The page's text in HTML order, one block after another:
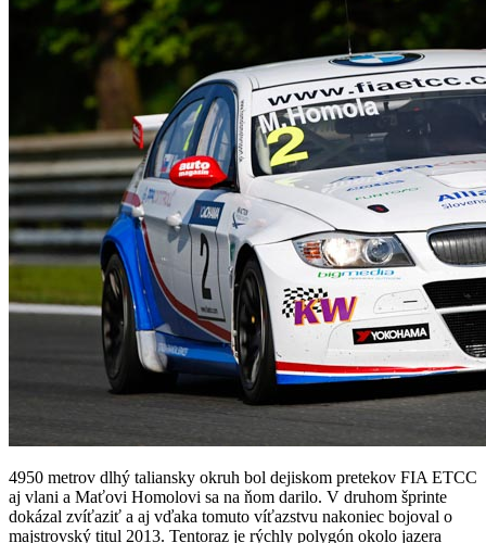
4950 metrov dlhý taliansky okruh bol dejiskom pretekov FIA ETCC
aj vlani a Maťovi Homolovi sa na ňom darilo. V druhom šprinte
dokázal zvíťaziť a aj vďaka tomuto víťazstvu nakoniec bojoval o
majstrovský titul 2013. Tentoraz je rýchly polygón okolo jazera